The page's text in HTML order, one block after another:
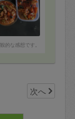
的な感想です。
次へ